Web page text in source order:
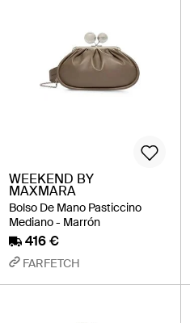
WEEKEND BY
MAXMARA
Bolso De Mano Pasticcino
Mediano - Marrón
416 €
FARFETCH